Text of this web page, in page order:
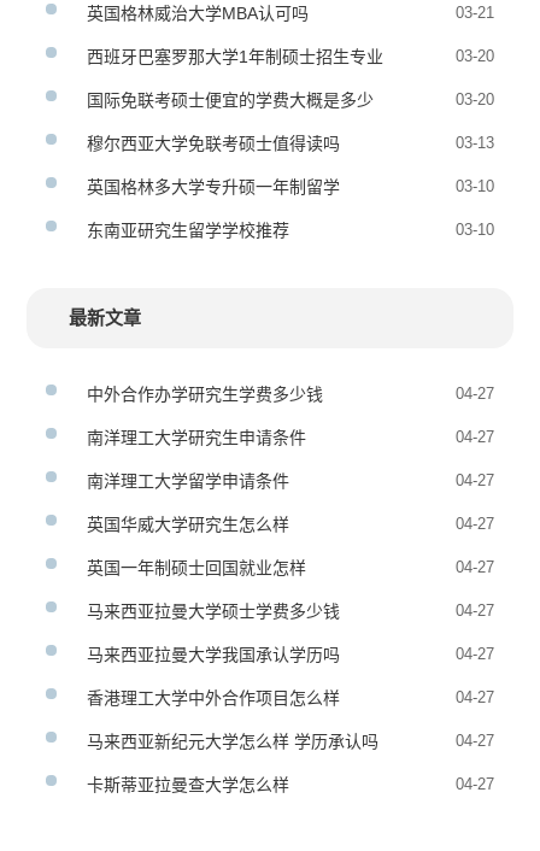
英国格林威治大学MBA认可吗 03-21
西班牙巴塞罗那大学1年制硕士招生专业 03-20
国际免联考硕士便宜的学费大概是多少 03-20
穆尔西亚大学免联考硕士值得读吗 03-13
英国格林多大学专升硕一年制留学 03-10
东南亚研究生留学学校推荐 03-10
最新文章
中外合作办学研究生学费多少钱 04-27
南洋理工大学研究生申请条件 04-27
南洋理工大学留学申请条件 04-27
英国华威大学研究生怎么样 04-27
英国一年制硕士回国就业怎样 04-27
马来西亚拉曼大学硕士学费多少钱 04-27
马来西亚拉曼大学我国承认学历吗 04-27
香港理工大学中外合作项目怎么样 04-27
马来西亚新纪元大学怎么样 学历承认吗 04-27
卡斯蒂亚拉曼查大学怎么样 04-27